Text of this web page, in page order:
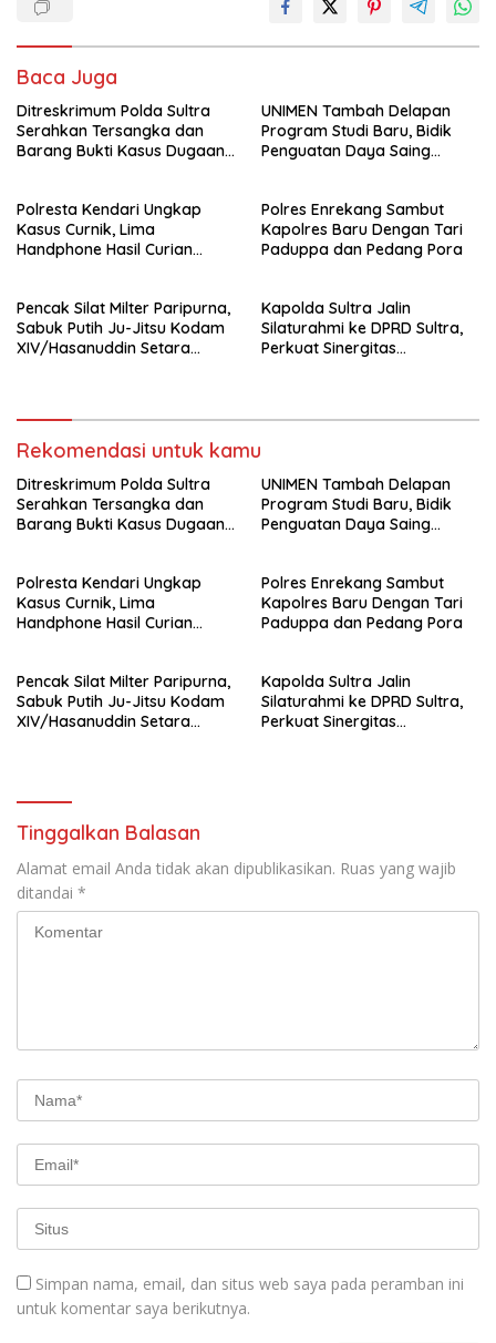
Baca Juga
Ditreskrimum Polda Sultra
Serahkan Tersangka dan
Barang Bukti Kasus Dugaan
Kejaksaan
UNIMEN Tambah Delapan
Program Studi Baru, Bidik
Penguatan Daya Saing
Polresta Kendari Ungkap
Kasus Curnik, Lima
Handphone Hasil Curian
Polres Enrekang Sambut
Kapolres Baru Dengan Tari
Paduppa dan Pedang Pora
Pencak Silat Milter Paripurna,
Sabuk Putih Ju-Jitsu Kodam
XIV/Hasanuddin Setara
Kapolda Sultra Jalin
Silaturahmi ke DPRD Sultra,
Perkuat Sinergitas
Rekomendasi untuk kamu
Ditreskrimum Polda Sultra
Serahkan Tersangka dan
Barang Bukti Kasus Dugaan
Kejaksaan
UNIMEN Tambah Delapan
Program Studi Baru, Bidik
Penguatan Daya Saing
Polresta Kendari Ungkap
Kasus Curnik, Lima
Handphone Hasil Curian
Polres Enrekang Sambut
Kapolres Baru Dengan Tari
Paduppa dan Pedang Pora
Pencak Silat Milter Paripurna,
Sabuk Putih Ju-Jitsu Kodam
XIV/Hasanuddin Setara
Kapolda Sultra Jalin
Silaturahmi ke DPRD Sultra,
Perkuat Sinergitas
Tinggalkan Balasan
Alamat email Anda tidak akan dipublikasikan. Ruas yang wajib
ditandai *
Simpan nama, email, dan situs web saya pada peramban ini
untuk komentar saya berikutnya.